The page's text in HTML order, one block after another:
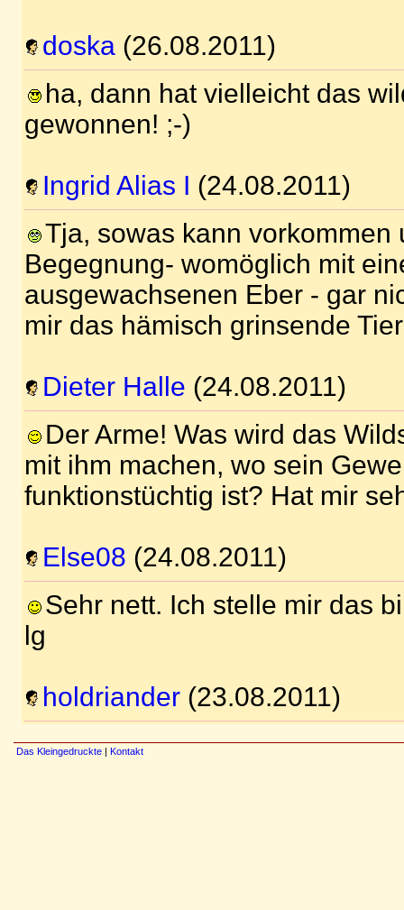
doska (26.08.2011)
ha, dann hat vielleicht das
gewonnen! ;-)
Ingrid Alias I (24.08.2011)
Tja, sowas kann vorkommen
Begegnung- womöglich mit
ausgewachsenen Eber - gar
mir das hämisch grinsende
Dieter Halle (24.08.2011)
Der Arme! Was wird das
mit ihm machen, wo sein
funktionstüchtig ist? Hat mir
Else08 (24.08.2011)
Sehr nett. Ich stelle mir das
lg
holdriander (23.08.2011)
Das Kleingedruckte | Kontakt